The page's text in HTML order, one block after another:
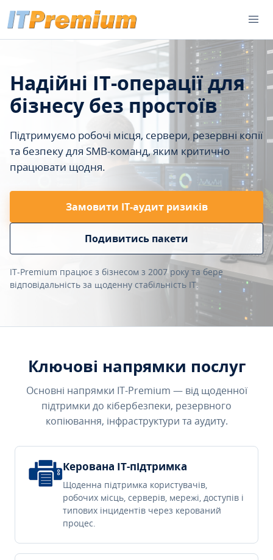
Надійні IT-операції для
бізнесу без простоїв
Підтримуємо робочі місця, сервери, резервні копії
та безпеку для SMB-команд, яким критично
працювати щодня.
Замовити ІТ-аудит ризиків
Подивитись пакети
IT-Premium працює з бізнесом з 2007 року та бере
відповідальність за щоденну стабільність IT.
Ключові напрямки послуг
Основні напрямки IT-Premium — від щоденної
підтримки до кібербезпеки, резервного
копіювання, інфраструктури та аудиту.
Керована IT-підтримка
Щоденна підтримка користувачів,
робочих місць, серверів, мережі, доступів і
типових інцидентів через керований
процес.